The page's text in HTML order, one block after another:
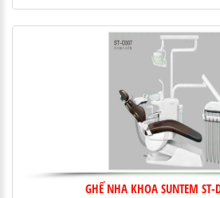
GHẾ NHA KHOA SUNTEM